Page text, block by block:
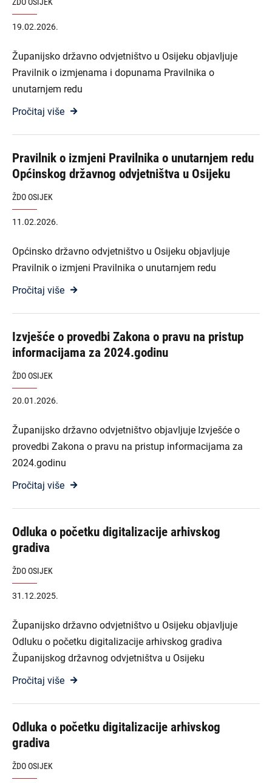
19.02.2026.
Županijsko državno odvjetništvo u Osijeku objavljuje
Pravilnik o izmjenama i dopunama Pravilnika o
unutarnjem redu
Pročitaj više
Pravilnik o izmjeni Pravilnika o unutarnjem redu
Općinskog državnog odvjetništva u Osijeku
ŽDO OSIJEK
11.02.2026.
Općinsko državno odvjetništvo u Osijeku objavljuje
Pravilnik o izmjeni Pravilnika o unutarnjem redu
Pročitaj više
Izvješće o provedbi Zakona o pravu na pristup
informacijama za 2024.godinu
ŽDO OSIJEK
20.01.2026.
Županijsko državno odvjetništvo objavljuje Izvješće o
provedbi Zakona o pravu na pristup informacijama za
2024.godinu
Pročitaj više
Odluka o početku digitalizacije arhivskog
gradiva
ŽDO OSIJEK
31.12.2025.
Županijsko državno odvjetništvo u Osijeku objavljuje
Odluku o početku digitalizacije arhivskog gradiva
Županijskog državnog odvjetništva u Osijeku
Pročitaj više
Odluka o početku digitalizacije arhivskog
gradiva
ŽDO OSIJEK